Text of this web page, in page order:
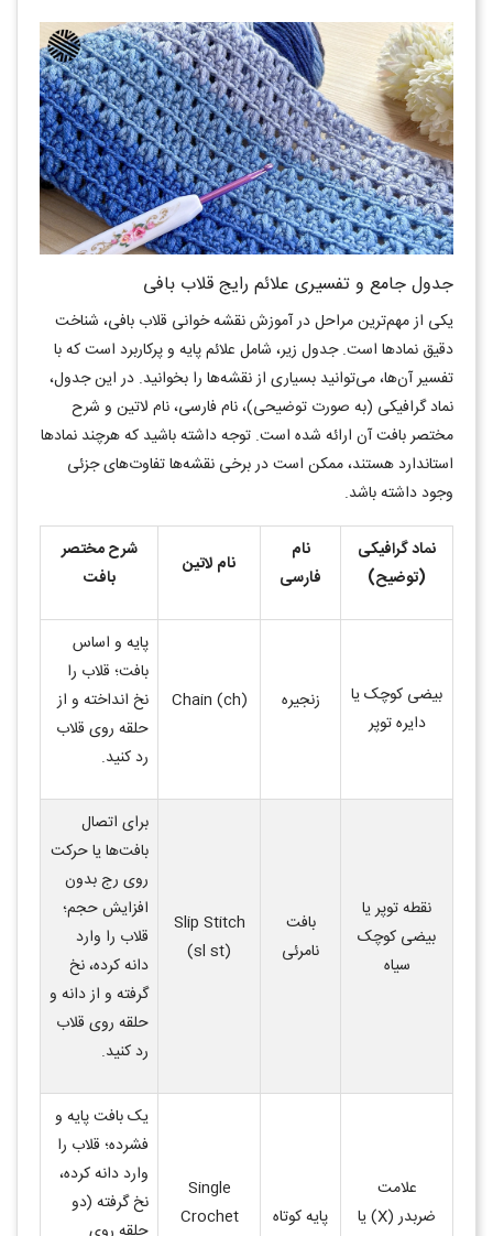
جدول جامع و تفسیری علائم رایج قلاب بافی
یکی از مهم‌ترین مراحل در آموزش نقشه خوانی قلاب بافی، شناخت
دقیق نمادها است. جدول زیر، شامل علائم پایه و پرکاربرد است که با
تفسیر آن‌ها، می‌توانید بسیاری از نقشه‌ها را بخوانید. در این جدول،
نماد گرافیکی (به صورت توضیحی)، نام فارسی، نام لاتین و شرح
مختصر بافت آن ارائه شده است. توجه داشته باشید که هرچند نمادها
استاندارد هستند، ممکن است در برخی نقشه‌ها تفاوت‌های جزئی
وجود داشته باشد.
نماد گرافیکی
(توضیح)
نام
فارسی
نام لاتین
شرح مختصر
بافت
بیضی کوچک یا
دایره توپر
زنجیره Chain (ch)
پایه و اساس
بافت؛ قلاب را
نخ انداخته و از
حلقه روی قلاب
رد کنید.
نقطه توپر یا
بیضی کوچک
سیاه
بافت
نامرئی
Slip Stitch
(sl st)
برای اتصال
بافت‌ها یا حرکت
روی رج بدون
افزایش حجم؛
قلاب را وارد
دانه کرده، نخ
گرفته و از دانه و
حلقه روی قلاب
رد کنید.
علامت
ضربدر(X)
یا
پایه کوتاه
Single
Crochet
یک بافت پایه و
فشرده؛ قلاب را
وارد دانه کرده،
نخ گرفته (دو